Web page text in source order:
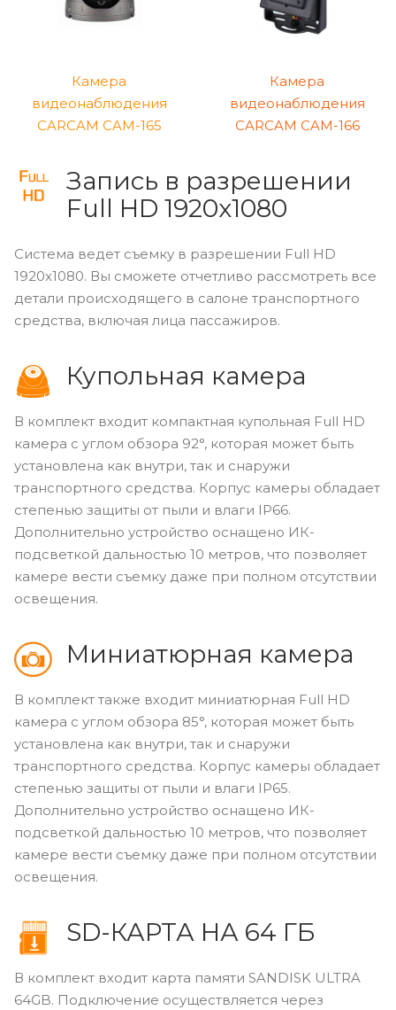
Камера
видеонаблюдения
CARCAM CAM-165
Камера
видеонаблюдения
CARCAM CAM-166
Запись в разрешении
Full HD 1920x1080
Система ведет съемку в разрешении Full HD
1920x1080. Вы сможете отчетливо рассмотреть все
детали происходящего в салоне транспортного
средства, включая лица пассажиров.
Купольная камера
В комплект входит компактная купольная Full HD
камера с углом обзора 92°, которая может быть
установлена как внутри, так и снаружи
транспортного средства. Корпус камеры обладает
степенью защиты от пыли и влаги IP66.
Дополнительно устройство оснащено ИК-
подсветкой дальностью 10 метров, что позволяет
камере вести съемку даже при полном отсутствии
освещения.
Миниатюрная камера
В комплект также входит миниатюрная Full HD
камера с углом обзора 85°, которая может быть
установлена как внутри, так и снаружи
транспортного средства. Корпус камеры обладает
степенью защиты от пыли и влаги IP65.
Дополнительно устройство оснащено ИК-
подсветкой дальностью 10 метров, что позволяет
камере вести съемку даже при полном отсутствии
освещения.
SD-КАРТА НА 64 ГБ
В комплект входит карта памяти SANDISK ULTRA
64GB. Подключение осуществляется через